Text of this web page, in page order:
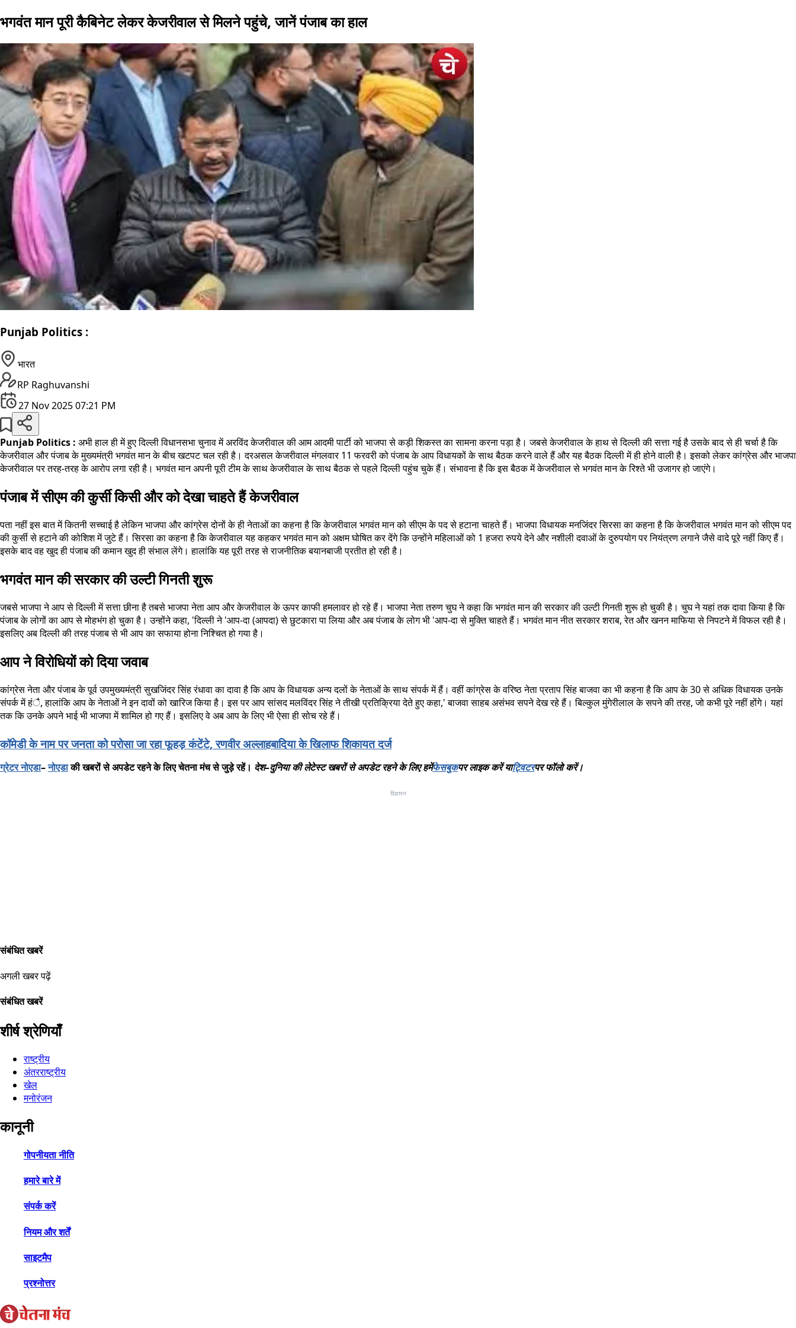
भगवंत मान पूरी कैबिनेट लेकर केजरीवाल से मिलने पहुंचे, जानें पंजाब का हाल
Punjab Politics :
भारत
RP Raghuvanshi
27 Nov 2025 07:21 PM
Punjab Politics : अभी हाल ही में हुए दिल्ली विधानसभा चुनाव में अरविंद केजरीवाल की आम आदमी पार्टी को भाजपा से कड़ी शिकस्त का सामना करना पड़ा है। जबसे केजरीवाल के हाथ से दिल्ली की सत्ता गई है उसके बाद से ही चर्चा है कि
केजरीवाल और पंजाब के मुख्यमंत्री भगवंत मान के बीच खटपट चल रही है। दरअसल केजरीवाल मंगलवार 11 फरवरी को पंजाब के आप विधायकों के साथ बैठक करने वाले हैं और यह बैठक दिल्ली में ही होने वाली है। इसको लेकर कांग्रेस और भाजपा
केजरीवाल पर तरह-तरह के आरोप लगा रही है। भगवंत मान अपनी पूरी टीम के साथ केजरीवाल के साथ बैठक से पहले दिल्ली पहुंच चुके हैं। संभावना है कि इस बैठक में केजरीवाल से भगवंत मान के रिश्ते भी उजागर हो जाएंगे।
पंजाब में सीएम की कुर्सी किसी और को देखा चाहते हैं केजरीवाल
पता नहीं इस बात में कितनी सच्चाई है लेकिन भाजपा और कांग्रेस दोनों के ही नेताओं का कहना है कि केजरीवाल भगवंत मान को सीएम के पद से हटाना चाहते हैं। भाजपा विधायक मनजिंदर सिरसा का कहना है कि केजरीवाल भगवंत मान को सीएम पद
की कुर्सी से हटाने की कोशिश में जुटे हैं। सिरसा का कहना है कि केजरीवाल यह कहकर भगवंत मान को अक्षम घोषित कर देंगे कि उन्होंने महिलाओं को 1 हजरा रुपये देने और नशीली दवाओं के दुरुपयोग पर नियंत्रण लगाने जैसे वादे पूरे नहीं किए हैं।
इसके बाद वह खुद ही पंजाब की कमान खुद ही संभाल लेंगे। हालांकि यह पूरी तरह से राजनीतिक बयानबाजी प्रतीत हो रही है।
भगवंत मान की सरकार की उल्टी गिनती शुरू
जबसे भाजपा ने आप से दिल्ली में सत्ता छीना है तबसे भाजपा नेता आप और केजरीवाल के ऊपर काफी हमलावर हो रहे हैं। भाजपा नेता तरुण चुघ ने कहा कि भगवंत मान की सरकार की उल्टी गिनती शुरू हो चुकी है। चुघ ने यहां तक दावा किया है कि
पंजाब के लोगों का आप से मोहभंग हो चुका है। उन्होंने कहा, 'दिल्ली ने 'आप-दा (आपदा) से छुटकारा पा लिया और अब पंजाब के लोग भी 'आप-दा से मुक्ति चाहते हैं। भगवंत मान नीत सरकार शराब, रेत और खनन माफिया से निपटने में विफल रही है।
इसलिए अब दिल्ली की तरह पंजाब से भी आप का सफाया होना निश्चित हो गया है।
आप ने विरोधियों को दिया जवाब
कांग्रेस नेता और पंजाब के पूर्व उपमुख्यमंत्री सुखजिंदर सिंह रंधावा का दावा है कि आप के विधायक अन्य दलों के नेताओं के साथ संपर्क में हैं। वहीं कांग्रेस के वरिष्ठ नेता प्रताप सिंह बाजवा का भी कहना है कि आप के 30 से अधिक विधायक उनके
संपर्क में हंै, हालांकि आप के नेताओं ने इन दावों को खारिज किया है। इस पर आप सांसद मलविंदर सिंह ने तीखी प्रतिक्रिया देते हुए कहा,' बाजवा साहब असंभव सपने देख रहे हैं। बिल्कुल मुंगेरीलाल के सपने की तरह, जो कभी पूरे नहीं होंगे। यहां
तक ​​कि उनके अपने भाई भी भाजपा में शामिल हो गए हैं। इसलिए वे अब आप के लिए भी ऐसा ही सोच रहे हैं।
कॉमेडी के नाम पर जनता को परोसा जा रहा फूहड़ कंटेंटे, रणवीर अल्लाहबादिया के खिलाफ शिकायत दर्ज
ग्रेटरनोएडा–नोएडाकीखबरोंसेअपडेटरहनेकेलिएचेतनामंचसेजुड़ेरहें। देश–दुनिया की लेटेस्ट खबरों से अपडेट रहने के लिए हमेंफेसबुकपर लाइक करें याट्विटरपर फॉलो करें।
विज्ञापन
संबंधित खबरें
अगली खबर पढ़ें
संबंधित खबरें
शीर्ष श्रेणियाँ
राष्ट्रीय
अंतरराष्ट्रीय
खेल
मनोरंजन
कानूनी
गोपनीयता नीति
हमारे बारे में
संपर्क करें
नियम और शर्तें
साइटमैप
प्रश्नोत्तर